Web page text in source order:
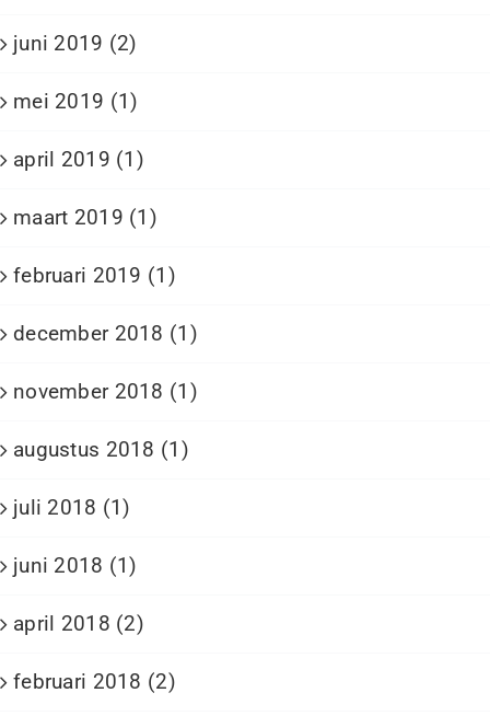
juni 2019 (2)
mei 2019 (1)
april 2019 (1)
maart 2019 (1)
februari 2019 (1)
december 2018 (1)
november 2018 (1)
augustus 2018 (1)
juli 2018 (1)
juni 2018 (1)
april 2018 (2)
februari 2018 (2)